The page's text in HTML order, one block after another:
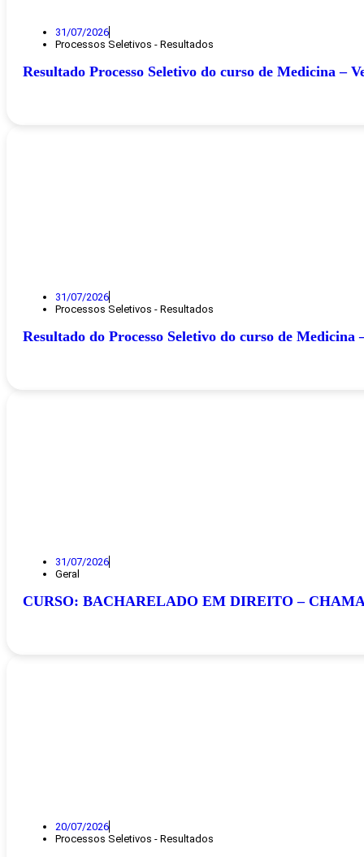
31/07/2026
Processos Seletivos - Resultados
Resultado Processo Seletivo do curso de Medicina –
31/07/2026
Processos Seletivos - Resultados
Resultado do Processo Seletivo do curso de
31/07/2026
Geral
CURSO: BACHARELADO EM DIREITO –
20/07/2026
Processos Seletivos - Resultados